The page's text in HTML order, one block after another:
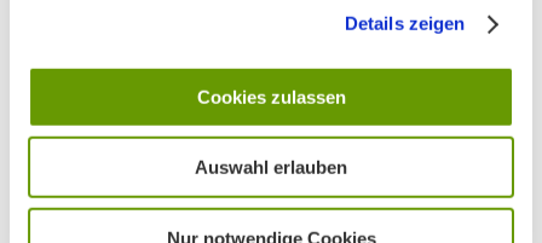
Details zeigen
Cookies zulassen
Auswahl erlauben
Nur notwendige Cookies